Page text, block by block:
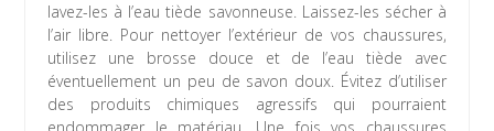
lavez-les à l’eau tiède savonneuse. Laissez-les sécher à
l’air libre. Pour nettoyer l’extérieur de vos chaussures,
utilisez une brosse douce et de l’eau tiède avec
éventuellement un peu de savon doux. Évitez d’utiliser
des produits chimiques agressifs qui pourraient